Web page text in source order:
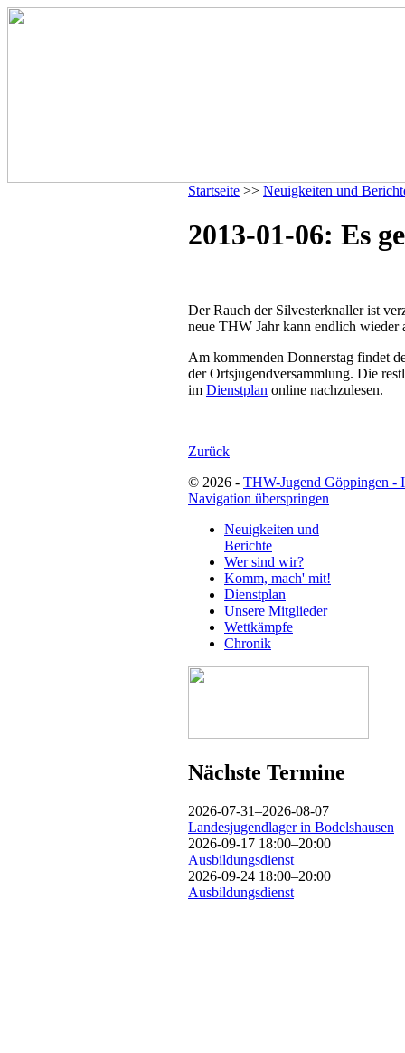
Startseite >> Neuigkeiten und
2013-01-06: Es
Der Rauch der Silvesterknaller ist
neue THW Jahr kann endlich wieder
Am kommenden Donnerstag findet
der Ortsjugendversammlung. Die
im Dienstplan online nachzulesen.
Zurück
© 2026 - THW-Jugend Göppingen -
Navigation überspringen
Neuigkeiten und
Berichte
Wer sind wir?
Komm, mach' mit!
Dienstplan
Unsere Mitglieder
Wettkämpfe
Chronik
Nächste Termine
2026-07-31–2026-08-07
Landesjugendlager in Bodelshausen
2026-09-17 18:00–20:00
Ausbildungsdienst
2026-09-24 18:00–20:00
Ausbildungsdienst